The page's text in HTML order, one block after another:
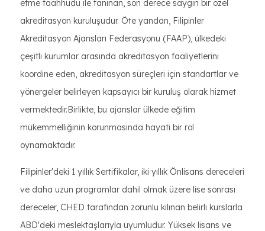
etme taahhüdü ile tanınan, son derece saygın bir özel
akreditasyon kuruluşudur. Öte yandan, Filipinler
Akreditasyon Ajansları Federasyonu (FAAP), ülkedeki
çeşitli kurumlar arasında akreditasyon faaliyetlerini
koordine eden, akreditasyon süreçleri için standartlar ve
yönergeler belirleyen kapsayıcı bir kuruluş olarak hizmet
vermektedir.Birlikte, bu ajanslar ülkede eğitim
mükemmelliğinin korunmasında hayati bir rol
oynamaktadır.
Filipinler'deki 1 yıllık Sertifikalar, iki yıllık Önlisans dereceleri
ve daha uzun programlar dahil olmak üzere lise sonrası
dereceler, CHED tarafından zorunlu kılınan belirli kurslarla
ABD'deki meslektaşlarıyla uyumludur. Yüksek lisans ve